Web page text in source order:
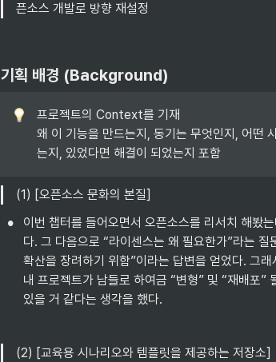
픈소스 개발로 방향 재설정
기획 배경 (Background)
프로젝트의 Context를 기재
왜 이 기능을 만드는지, 동기는 무엇인지, 어떤
는지, 있었다면 해결이 되었는지 포함
(1) [오픈소스 문화의 본질]
•
이번 챕터를 들어오면서 오픈소스를 리서치 해봤
다. 그 다음으로 “라이센스는 왜 필요한가”라는
확산을 장려하기 위함”이라는 답변을 얻었다. 그
내 프로젝트가 남들로 하여금 “변형” 및 “재배포”
있을 거 같다는 생각을 했다.
(2) [교육용 시나리오와 템플릿을 제공하는 저장소]